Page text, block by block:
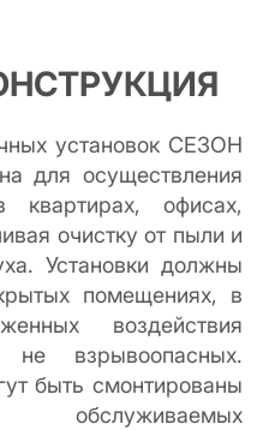
установок СЕЗОН
для осуществления
квартирах, офисах,
очистку от пыли и
Установки должны
помещениях, в
воздействия
не взрывоопасных.
быть смонтированы
обслуживаемых